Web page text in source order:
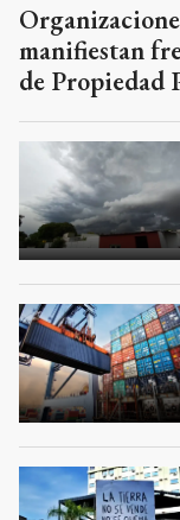
manifiestan
de Propiedad